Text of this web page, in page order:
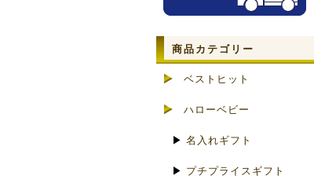
商品カテゴリー
ベストヒット
ハローベビー
▶ 名入れギフト
▶ プチプライスギフト